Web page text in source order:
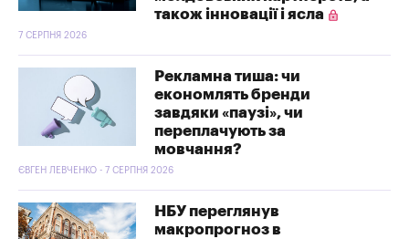
також інновації і ясла
7 СЕРПНЯ 2026
Рекламна тиша: чи
економлять бренди
завдяки «паузі», чи
переплачують за
мовчання?
ЄВГЕН ЛЕВЧЕНКО - 7 СЕРПНЯ 2026
НБУ переглянув
макропрогноз в